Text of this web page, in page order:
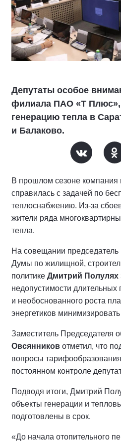
Депутаты особое
филиала ПАО «Т
генерацию тепла в
и Балаково.
В прошлом сезоне компания
справилась с задачей по
теплоснабжению. Из-за
жители ряда
тепла.
На совещании председатель
Думы по жилищной,
политике Дмитрий Полулях
недопустимости длительных
и необоснованного роста
энергетиков
Заместитель Председателя
Овсянников отметил, что
вопросы тарифообразования
постоянном контроле
Подводя итоги, Дмитрий
объекты генерации и
подготовлены в срок.
«До начала отопительного